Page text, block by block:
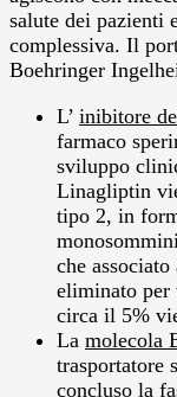
salute dei pazienti
complessiva. Il
Boehringer
L’ inibitore
farmaco
sviluppo
Linagliptin
tipo 2, in
che
eliminato per
circa il 5%
La molecola
trasportatore
concluso la